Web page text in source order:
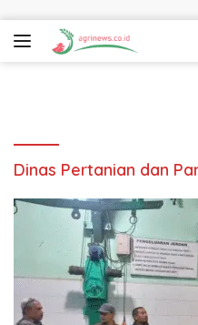
Dinas Pertanian dan